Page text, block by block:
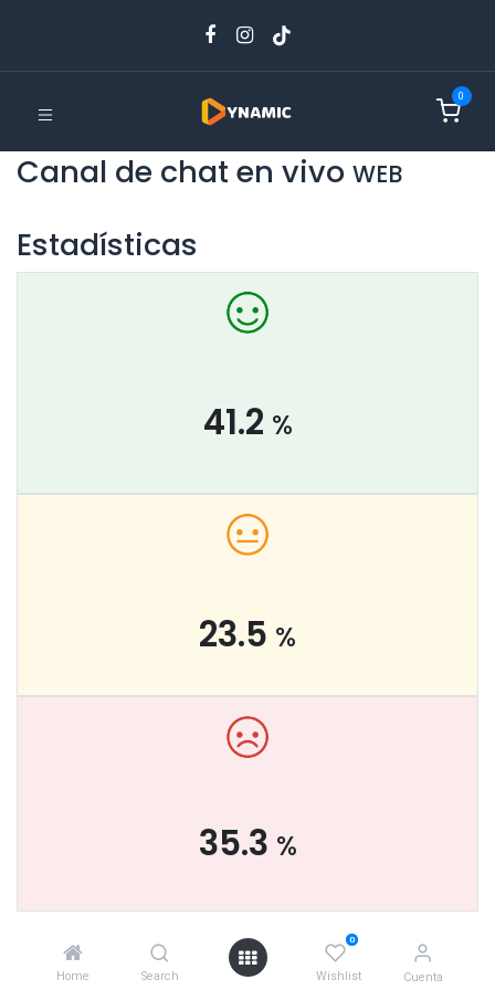
Home Search
0
Wishlist Cuenta
0
Canal de chat en vivo WEB
Estadísticas
41.2 %
23.5 %
35.3 %
El 17 últimas